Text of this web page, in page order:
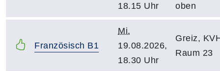
18.15 Uhr
oben
Französisch B1
Mi.
19.08.2026,
18.30 Uhr
Greiz,
Raum 23